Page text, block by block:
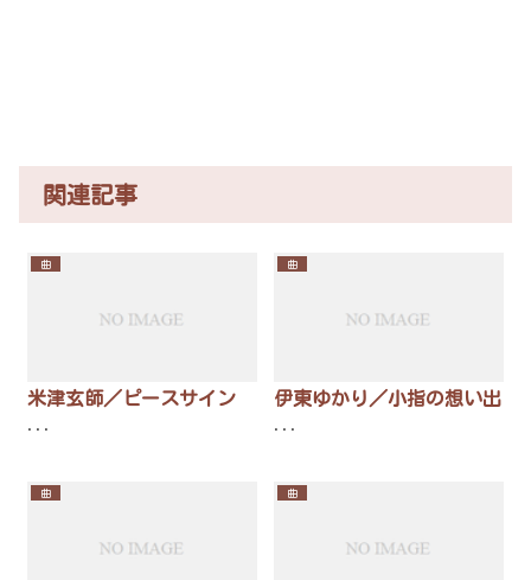
関連記事
曲
米津玄師／ピースサイン
曲
伊東ゆかり／小指の想い出
曲 曲